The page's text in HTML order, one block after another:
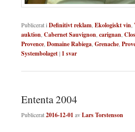
Publicerat i Definitivt reklam Ekologiskt vin
auktion Cabernet Sauvignon carignan
Provence Domaine Rabiega Grenache
Systembolaget| 1 svar
Ententa 2004
Publicerat2016-12-01 avLars Torstenson